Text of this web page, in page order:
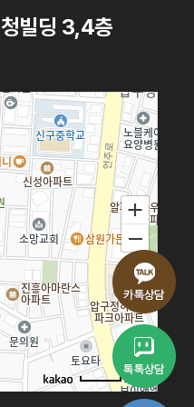
빌딩 3,4층
100m